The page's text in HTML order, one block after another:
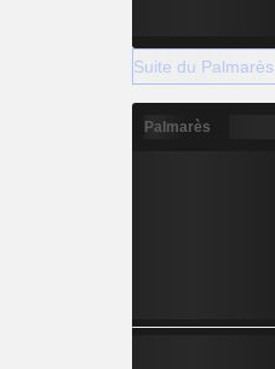
Suite du Palmarès
Palmarès